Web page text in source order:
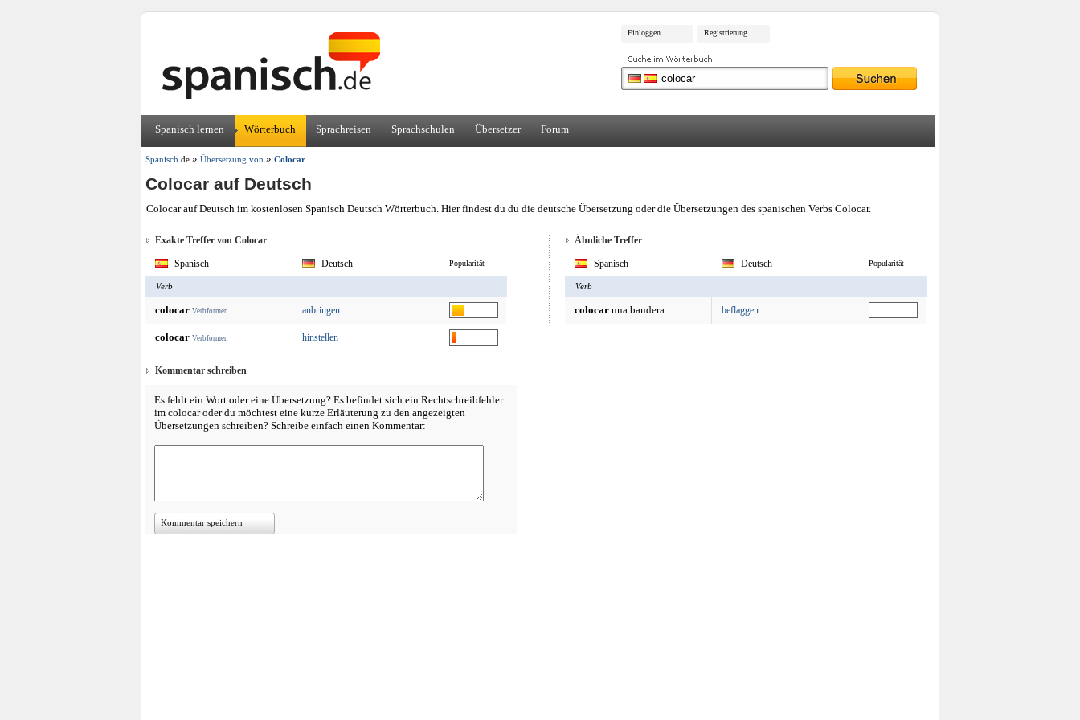
Einloggen Registrierung
Spanisch lernen Wörterbuch Sprachreisen Sprachschulen Übersetzer Forum
Spanisch .de » Übersetzung von » Colocar
Colocar auf Deutsch
Colocar auf Deutsch im kostenlosen Spanisch Deutsch Wörterbuch. Hier findest du du die deutsche Übersetzung oder die Übersetzungen des spanischen Verbs Colocar.
Exakte Treffer von Colocar
Spanisch Deutsch Popularität
Verb
colocar Verbformen anbringen
colocar Verbformen hinstellen
Kommentar schreiben
Es fehlt ein Wort oder eine Übersetzung? Es befindet sich ein Rechtschreibfehler
im colocar oder du möchtest eine kurze Erläuterung zu den angezeigten
Übersetzungen schreiben? Schreibe einfach einen Kommentar:
Kommentar speichern
Ähnliche Treffer
Spanisch Deutsch Popularität
Verb
colocar una bandera beflaggen